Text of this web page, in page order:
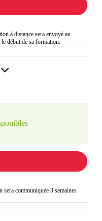
à distance sera envoyé au
début de sa formation.
sera communiquée 3 semaines